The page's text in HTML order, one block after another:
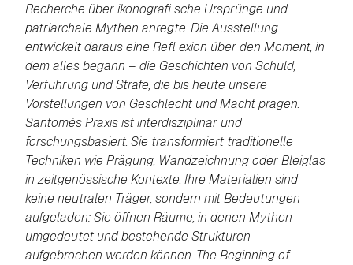
Recherche über ikonografi sche Ursprünge und
patriarchale Mythen anregte. Die Ausstellung
entwickelt daraus eine Refl exion über den Moment, in
dem alles begann – die Geschichten von Schuld,
Verführung und Strafe, die bis heute unsere
Vorstellungen von Geschlecht und Macht prägen.
Santomés Praxis ist interdisziplinär und
forschungsbasiert. Sie transformiert traditionelle
Techniken wie Prägung, Wandzeichnung oder Bleiglas
in zeitgenössische Kontexte. Ihre Materialien sind
keine neutralen Träger, sondern mit Bedeutungen
aufgeladen: Sie öffnen Räume, in denen Mythen
umgedeutet und bestehende Strukturen
aufgebrochen werden können. The Beginning of